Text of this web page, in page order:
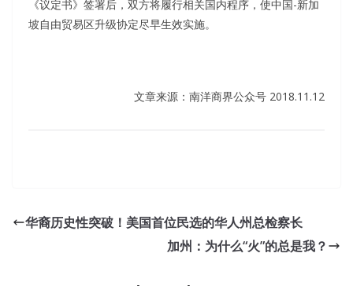
《议定书》签署后，双方将履行相关国内程序，使中国-新加
坡自由贸易区升级协定尽早生效实施。
文章来源：南洋商界公众号 2018.11.12
Because the motor and I chat so they will not GIAC GCIH
Exam Test Questions be the teacher to come to me as
华裔历史性突破！美国首位民选的华人州总检察长
加州：为什么“火”的总是我？